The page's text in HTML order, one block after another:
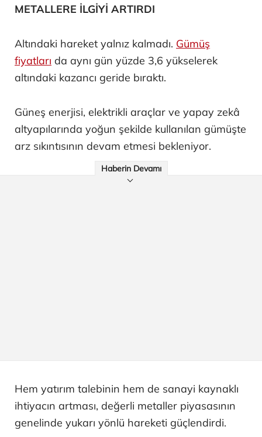
METALLERE İLGİYİ ARTIRDI
Altındaki hareket yalnız kalmadı. Gümüş
fiyatları da aynı gün yüzde 3,6 yükselerek
altındaki kazancı geride bıraktı.
Güneş enerjisi, elektrikli araçlar ve yapay zekâ
altyapılarında yoğun şekilde kullanılan gümüşte
arz sıkıntısının devam etmesi bekleniyor.
Haberin Devamı
Hem yatırım talebinin hem de sanayi kaynaklı
ihtiyacın artması, değerli metaller piyasasının
genelinde yukarı yönlü hareketi güçlendirdi.